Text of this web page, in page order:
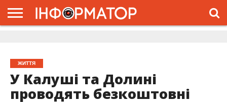
ЖИТТЯ
У Калуші та Долині
проводять безкоштовні